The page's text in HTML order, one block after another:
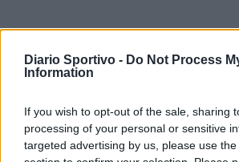
Diario Sportivo - Do Not Process
Information
If you wish to opt-out of the sale, sharing
processing of your personal or sensitive
targeted advertising by us, please use